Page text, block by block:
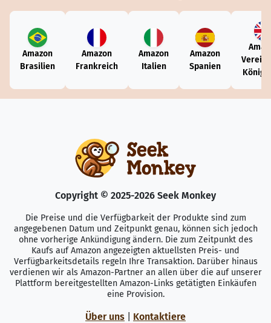
Amazon
Brasilien
Amazon
Frankreich
Amazon
Italien
Amazon
Spanien
Copyright © 2025-2026 Seek Monkey
Die Preise und die Verfügbarkeit der Produkte sind zum
angegebenen Datum und Zeitpunkt genau, können sich jedoch
ohne vorherige Ankündigung ändern. Die zum Zeitpunkt des
Kaufs auf Amazon angezeigten aktuellsten Preis- und
Verfügbarkeitsdetails regeln Ihre Transaktion. Darüber hinaus
verdienen wir als Amazon-Partner an allen über die auf unserer
Plattform bereitgestellten Amazon-Links getätigten Einkäufen
eine Provision.
Über uns
Kontaktiere